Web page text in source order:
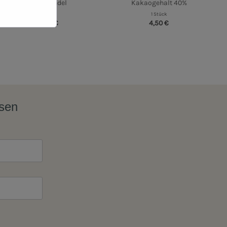
mit Mandel
4,95 €
Kakaogehalt 40%
1 Stück
4,50 €